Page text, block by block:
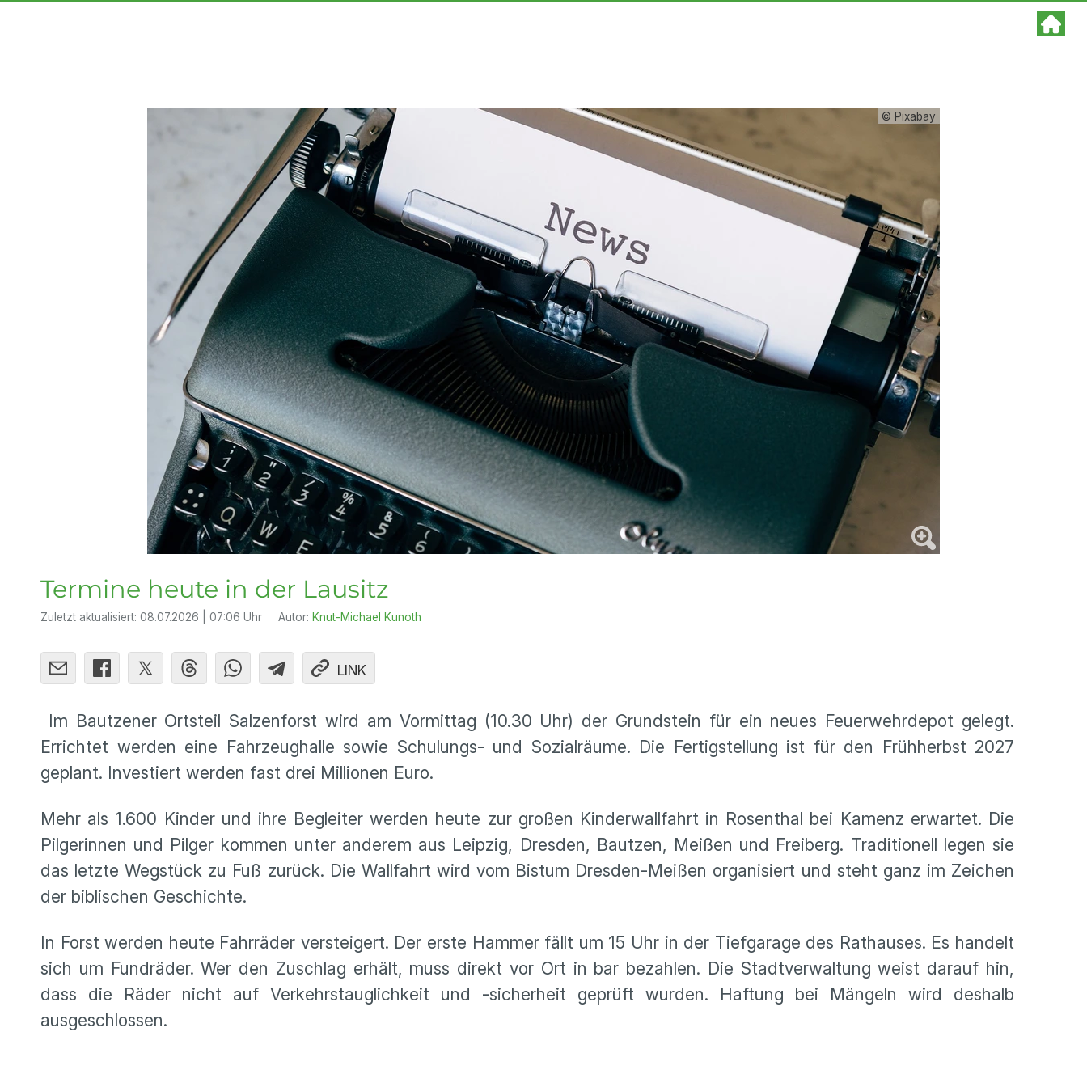
© Pixabay
Termine heute in der Lausitz
Zuletzt aktualisiert: 08.07.2026 | 07:06 Uhr Autor: Knut-Michael Kunoth
LINK
Im Bautzener Ortsteil Salzenforst wird am Vormittag (10.30 Uhr) der Grundstein für ein neues Feuerwehrdepot gelegt.
Errichtet werden eine Fahrzeughalle sowie Schulungs- und Sozialräume. Die Fertigstellung ist für den Frühherbst 2027
geplant. Investiert werden fast drei Millionen Euro.
Mehr als 1.600 Kinder und ihre Begleiter werden heute zur großen Kinderwallfahrt in Rosenthal bei Kamenz erwartet. Die
Pilgerinnen und Pilger kommen unter anderem aus Leipzig, Dresden, Bautzen, Meißen und Freiberg. Traditionell legen sie
das letzte Wegstück zu Fuß zurück. Die Wallfahrt wird vom Bistum Dresden-Meißen organisiert und steht ganz im Zeichen
der biblischen Geschichte.
In Forst werden heute Fahrräder versteigert. Der erste Hammer fällt um 15 Uhr in der Tiefgarage des Rathauses. Es handelt
sich um Fundräder. Wer den Zuschlag erhält, muss direkt vor Ort in bar bezahlen. Die Stadtverwaltung weist darauf hin,
dass die Räder nicht auf Verkehrstauglichkeit und -sicherheit geprüft wurden. Haftung bei Mängeln wird deshalb
ausgeschlossen.